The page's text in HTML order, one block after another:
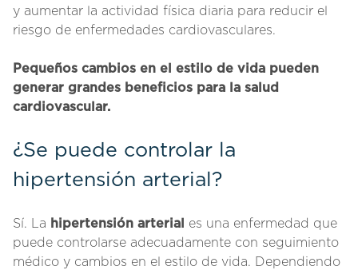
y aumentar la actividad física diaria para reducir el
riesgo de enfermedades cardiovasculares.
Pequeños cambios en el estilo de vida pueden
generar grandes beneficios para la salud
cardiovascular.
¿Se puede controlar la
hipertensión arterial?
Sí. La hipertensión arterial
es una enfermedad que
puede controlarse adecuadamente con seguimiento
médico y cambios en el estilo de vida. Dependiendo